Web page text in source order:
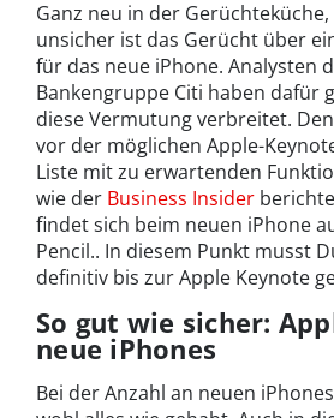
Ganz neu in der
unsicher ist das Gerücht über
für das neue iPhone. Analysten
Bankengruppe Citi haben dafür
diese Vermutung verbreitet.
vor der möglichen Apple-
Liste mit zu erwartenden
wie der Business Insider
findet sich beim neuen iPhone
Pencil.. In diesem Punkt musst
definitiv bis zur Apple Keynote
So gut wie sicher:
neue iPhones
Bei der Anzahl an neuen